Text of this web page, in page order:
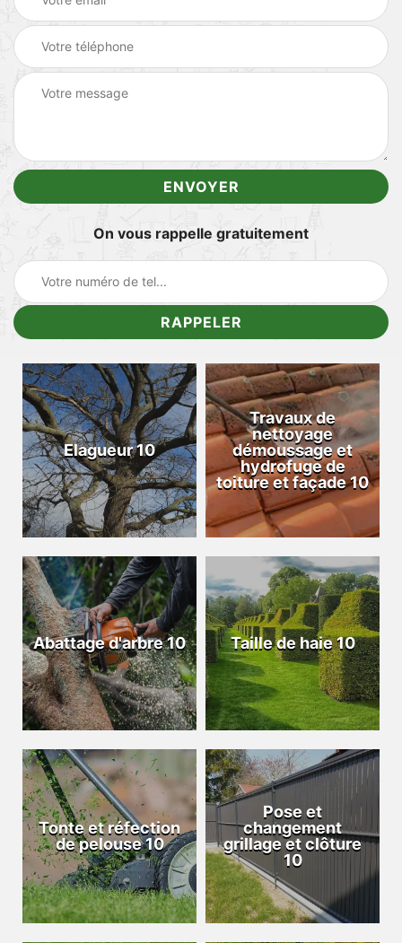
On vous rappelle gratuitement
Elagueur 10
Travaux de
nettoyage
démoussage et
hydrofuge de
toiture et façade 10
Abattage d'arbre 10 Taille de haie 10
Tonte et réfection
de pelouse 10
Pose et
changement
grillage et clôture
10